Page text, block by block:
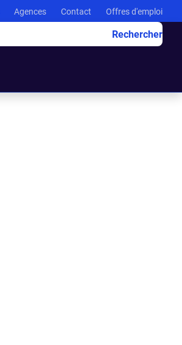
Agences Contact Offres d'emploi
Rechercher